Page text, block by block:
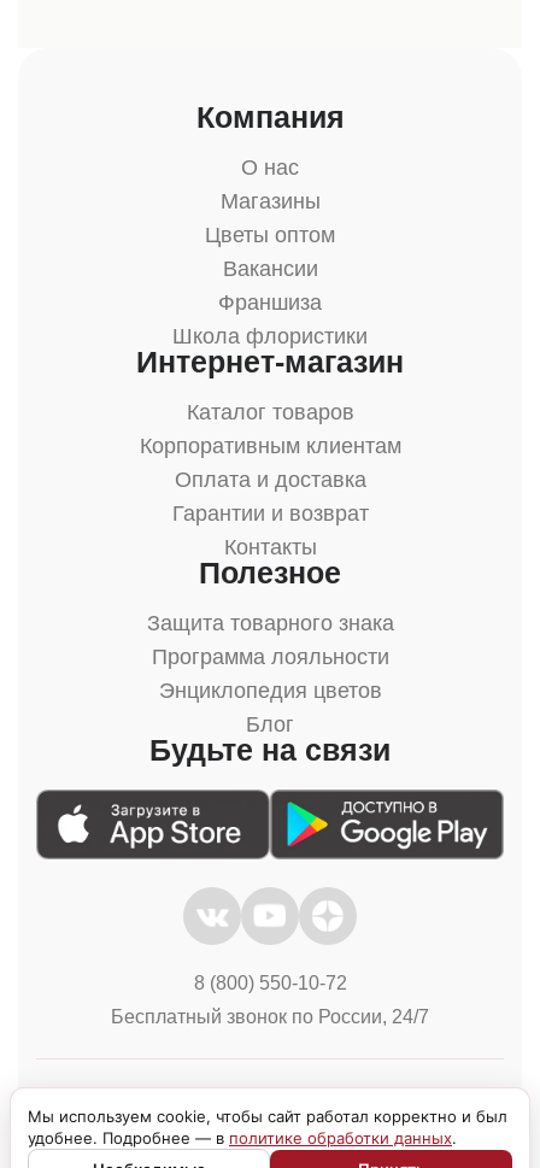
Компания
О нас
Магазины
Цветы оптом
Вакансии
Франшиза
Школа флористики
Интернет-магазин
Каталог товаров
Корпоративным клиентам
Оплата и доставка
Гарантии и возврат
Контакты
Полезное
Защита товарного знака
Программа лояльности
Энциклопедия цветов
Блог
Будьте на связи
8 (800) 550-10-72
Бесплатный звонок по России, 24/7
Мы используем cookie, чтобы сайт работал корректно и был
удобнее. Подробнее — в политике обработки данных.